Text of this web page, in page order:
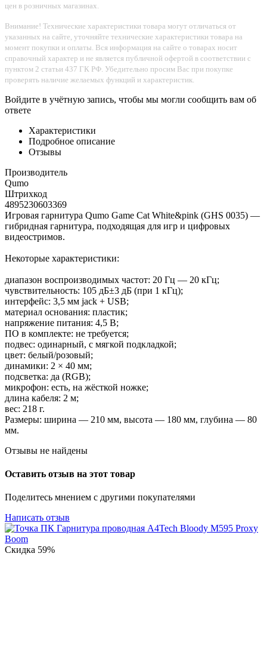
цен в розничных магазинах.
Внимание! Технические характеристики товара могут отличаться от
указанных на сайте, уточняйте технические характеристики товара на
момент покупки и оплаты. Вся информация на сайте о товарах носит
справочный характер и не является публичной офертой в соответствии с
пунктом 2 статьи 437 ГК РФ. Убедительно просим Вас при покупке
проверять наличие желаемых функций и характеристик.
Войдите в учётную запись, чтобы мы могли сообщить вам об
ответе
Характеристики
Подробное описание
Отзывы
Производитель
Qumo
Штрихкод
4895230603369
Игровая гарнитура Qumo Game Cat White&pink (GHS 0035) —
гибридная гарнитура, подходящая для игр и цифровых
видеостримов.
Некоторые характеристики:
диапазон воспроизводимых частот: 20 Гц — 20 кГц;
чувствительность: 105 дБ±3 дБ (при 1 кГц);
интерфейс: 3,5 мм jack + USB;
материал основания: пластик;
напряжение питания: 4,5 В;
ПО в комплекте: не требуется;
подвес: одинарный, с мягкой подкладкой;
цвет: белый/розовый;
динамики: 2 × 40 мм;
подсветка: да (RGB);
микрофон: есть, на жёсткой ножке;
длина кабеля: 2 м;
вес: 218 г.
Размеры: ширина — 210 мм, высота — 180 мм, глубина — 80
мм.
Отзывы не найдены
Оставить отзыв на этот товар
Поделитесь мнением с другими покупателями
Написать отзыв
Скидка 59%